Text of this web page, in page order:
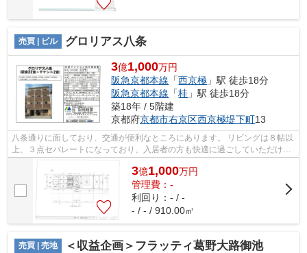
売買 | ビル グロリアス八条
3億1,000万円
阪急京都本線 「西京極 」駅 徒歩18分
阪急京都本線 「桂 」駅 徒歩18分
築18年 / 5階建
京都府京都市右京区西京極堤下町13
八条通りに面しており、交通が便利なところにあります。 リビングは８帖以
上、３点セパレートになっており、入居者の方も快適に過ごしていただけま
3億1,000万円
管理費：-
利回り：- / -
- / - / 910.00㎡
売買 | 売地 ＜収益企画＞フラッティ葛野大路御池